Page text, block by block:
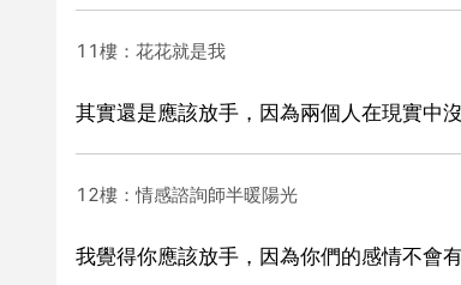
11樓：花花就是我
其實還是應該放手，因為兩個人在現實中沒
12樓：情感諮詢師半暖陽光
我覺得你應該放手，因為你們的感情不會有